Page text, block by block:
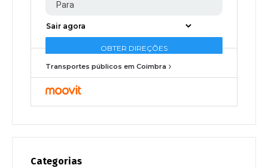
Transportes públicos em Coimbra
Categorias